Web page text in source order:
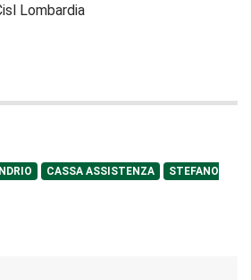
Lombardia
CASSA ASSISTENZA
STEFANO